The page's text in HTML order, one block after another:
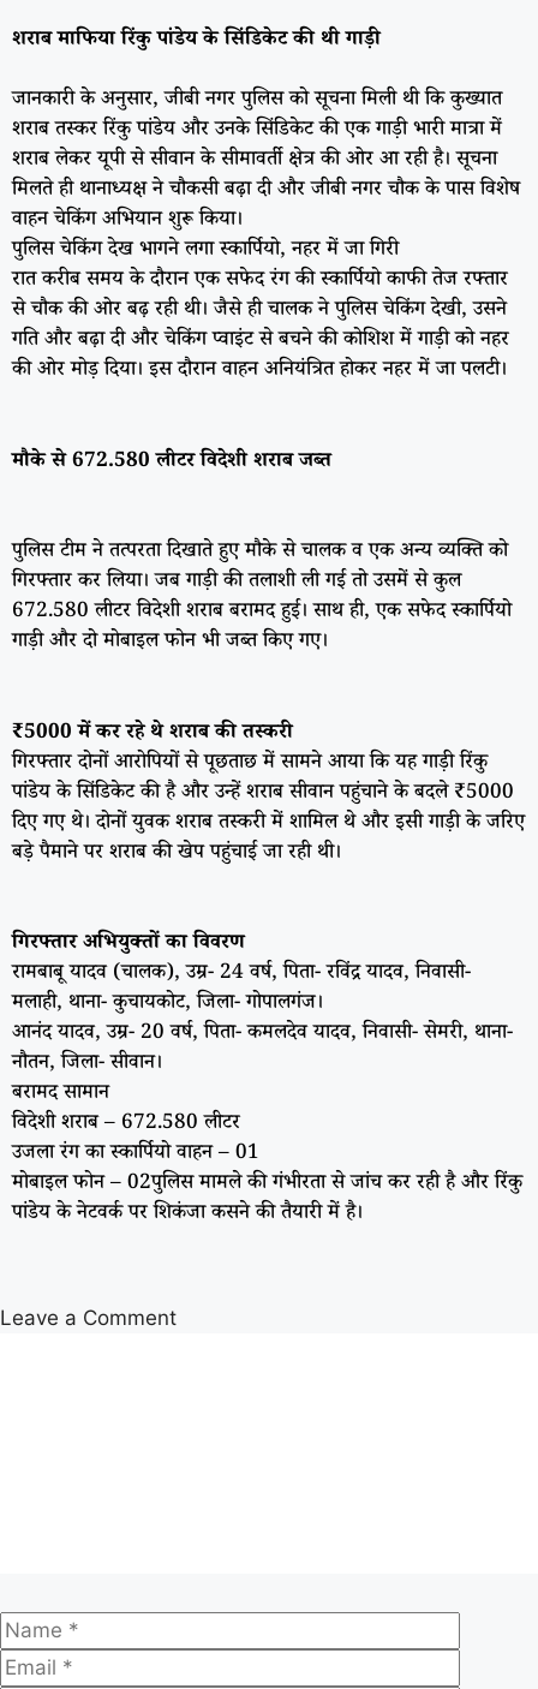
शराब माफिया रिंकु पांडेय के सिंडिकेट की थी गाड़ी
जानकारी के अनुसार, जीबी नगर पुलिस को सूचना मिली थी कि कुख्यात
शराब तस्कर रिंकु पांडेय और उनके सिंडिकेट की एक गाड़ी भारी मात्रा में
शराब लेकर यूपी से सीवान के सीमावर्ती क्षेत्र की ओर आ रही है। सूचना
मिलते ही थानाध्यक्ष ने चौकसी बढ़ा दी और जीबी नगर चौक के पास विशेष
वाहन चेकिंग अभियान शुरू किया।
पुलिस चेकिंग देख भागने लगा स्कार्पियो, नहर में जा गिरी
रात करीब समय के दौरान एक सफेद रंग की स्कार्पियो काफी तेज रफ्तार
से चौक की ओर बढ़ रही थी। जैसे ही चालक ने पुलिस चेकिंग देखी, उसने
गति और बढ़ा दी और चेकिंग प्वाइंट से बचने की कोशिश में गाड़ी को नहर
की ओर मोड़ दिया। इस दौरान वाहन अनियंत्रित होकर नहर में जा पलटी।
मौके से 672.580 लीटर विदेशी शराब जब्त
पुलिस टीम ने तत्परता दिखाते हुए मौके से चालक व एक अन्य व्यक्ति को
गिरफ्तार कर लिया। जब गाड़ी की तलाशी ली गई तो उसमें से कुल
672.580 लीटर विदेशी शराब बरामद हुई। साथ ही, एक सफेद स्कार्पियो
गाड़ी और दो मोबाइल फोन भी जब्त किए गए।
₹5000 में कर रहे थे शराब की तस्करी
गिरफ्तार दोनों आरोपियों से पूछताछ में सामने आया कि यह गाड़ी रिंकु
पांडेय के सिंडिकेट की है और उन्हें शराब सीवान पहुंचाने के बदले ₹5000
दिए गए थे। दोनों युवक शराब तस्करी में शामिल थे और इसी गाड़ी के जरिए
बड़े पैमाने पर शराब की खेप पहुंचाई जा रही थी।
गिरफ्तार अभियुक्तों का विवरण
रामबाबू यादव (चालक), उम्र- 24 वर्ष, पिता- रविंद्र यादव, निवासी-
मलाही, थाना- कुचायकोट, जिला- गोपालगंज।
आनंद यादव, उम्र- 20 वर्ष, पिता- कमलदेव यादव, निवासी- सेमरी, थाना-
नौतन, जिला- सीवान।
बरामद सामान
विदेशी शराब – 672.580 लीटर
उजला रंग का स्कार्पियो वाहन – 01
मोबाइल फोन – 02पुलिस मामले की गंभीरता से जांच कर रही है और रिंकु
पांडेय के नेटवर्क पर शिकंजा कसने की तैयारी में है।
Leave a Comment